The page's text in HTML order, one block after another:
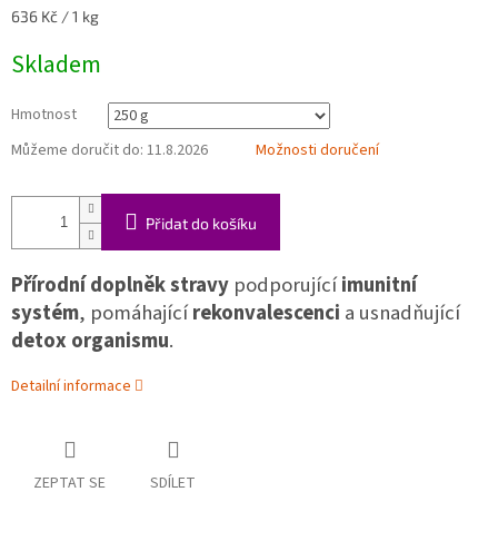
Měrná
636 Kč / 1 kg
Skladem
Hmotnost
Můžeme doručit do: 11.8.2026 Možnosti doručení
Přidat do košíku
Přírodní doplněk stravy podporujícíimunitní
systém, pomáhajícírekonvalescenci a usnadňující
detox organismu.
Detailní informace
ZEPTAT SE SDÍLET